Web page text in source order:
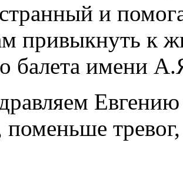
и
привыкнуть к
балета имени
поменьше